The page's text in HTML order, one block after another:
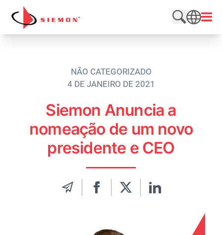
Pular para o conteúdo
Pesquisar
Abrir
SEARCH
NÃO CATEGORIZADO
4 DE JANEIRO DE 2021
Siemon Anuncia a
nomeação de um novo
presidente e CEO